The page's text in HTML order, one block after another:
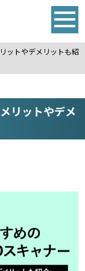
ットやデメリットも紹
リットやデメ